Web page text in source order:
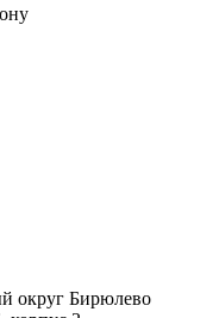
округ Бирюлево